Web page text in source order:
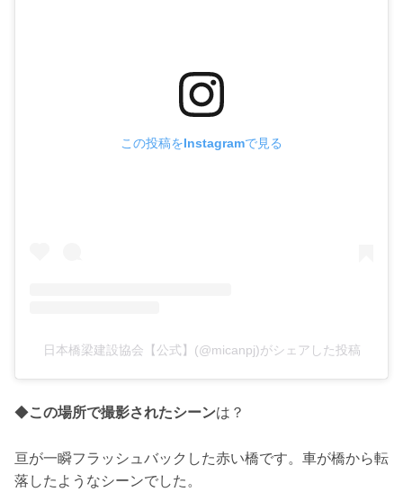
この投稿をInstagramで見る
日本橋梁建設協会【公式】(@micanpj)がシェアした投稿
◆この場所で撮影されたシーンは？
亘が一瞬フラッシュバックした赤い橋です。車が橋から転
落したようなシーンでした。